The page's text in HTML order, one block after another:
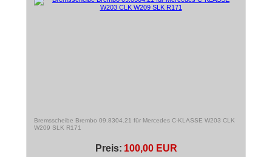
Bremsscheibe Brembo 09.8304.21 für Mercedes C-KLASSE W203 CLK
W209 SLK R171
Preis: 100,00 EUR